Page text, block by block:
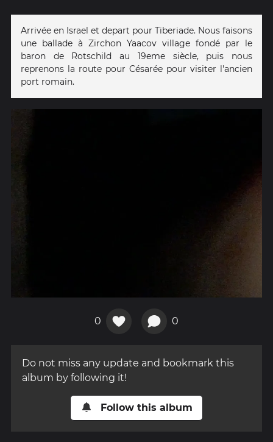
Arrivée en Israel et depart pour Tiberiade. Nous faisons
une ballade à Zirchon Yaacov village fondé par le
baron de Rotschild au 19eme siècle, puis nous
reprenons la route pour Césarée pour visiter l'ancien
port romain.
0 0
Do not miss any update and bookmark this
album by following it!
Follow this album